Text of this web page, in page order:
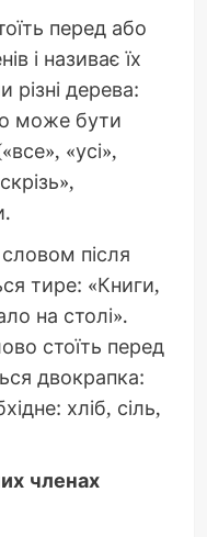
перед або
і називає їх
різні дерева:
може бути
«усі»,
після
тире: «Книги,
на столі».
стоїть перед
двокрапка:
хліб, сіль,
членах